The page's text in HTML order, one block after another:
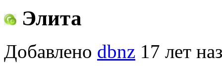
Элита
Добавлено dbnz 17 лет